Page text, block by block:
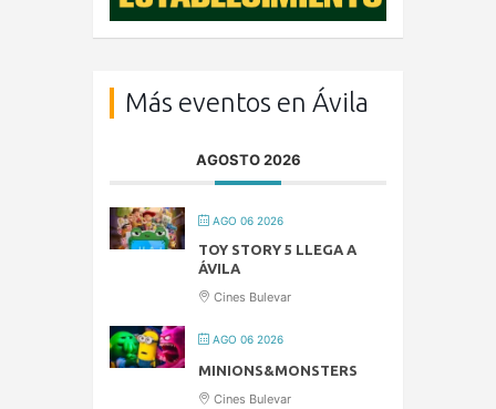
Más eventos en Ávila
AGOSTO 2026
AGO 06 2026
TOY STORY 5 LLEGA A
ÁVILA
Cines Bulevar
AGO 06 2026
MINIONS&MONSTERS
Cines Bulevar